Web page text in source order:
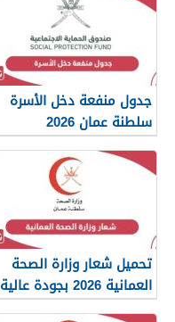
جدول منفعة دخل الأسرة
سلطنة عمان 2026
تحميل شعار وزارة الصحة
العمانية 2026 بجودة عالية
png